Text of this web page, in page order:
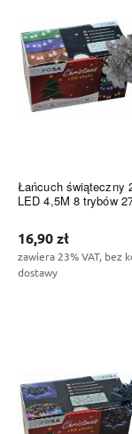
Łańcuch świąteczny
LED 4,5M 8 trybów
16,90 zł
zawiera 23% VAT, bez
dostawy